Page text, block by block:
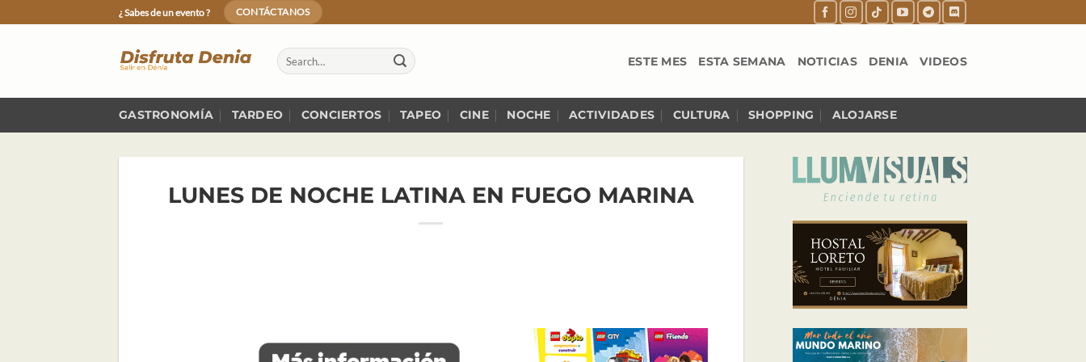
to
¿ Sabes de un evento ? CONTÁCTANOS
ESTE MES ESTA SEMANA NOTICIAS DENIA VIDEOS
GASTRONOMÍA TARDEO CONCIERTOS TAPEO CINE NOCHE ACTIVIDADES CULTURA SHOPPING ALOJARSE
LUNES DE NOCHE LATINA EN FUEGO MARINA